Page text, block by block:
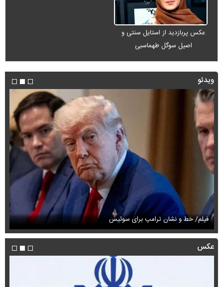
عکس پربازدید از استایل سنتی و
اصیل سوگل طهماسبی
ویدئو
فیلم/ خط و نشان ترامپ برای سوئیس
عکس